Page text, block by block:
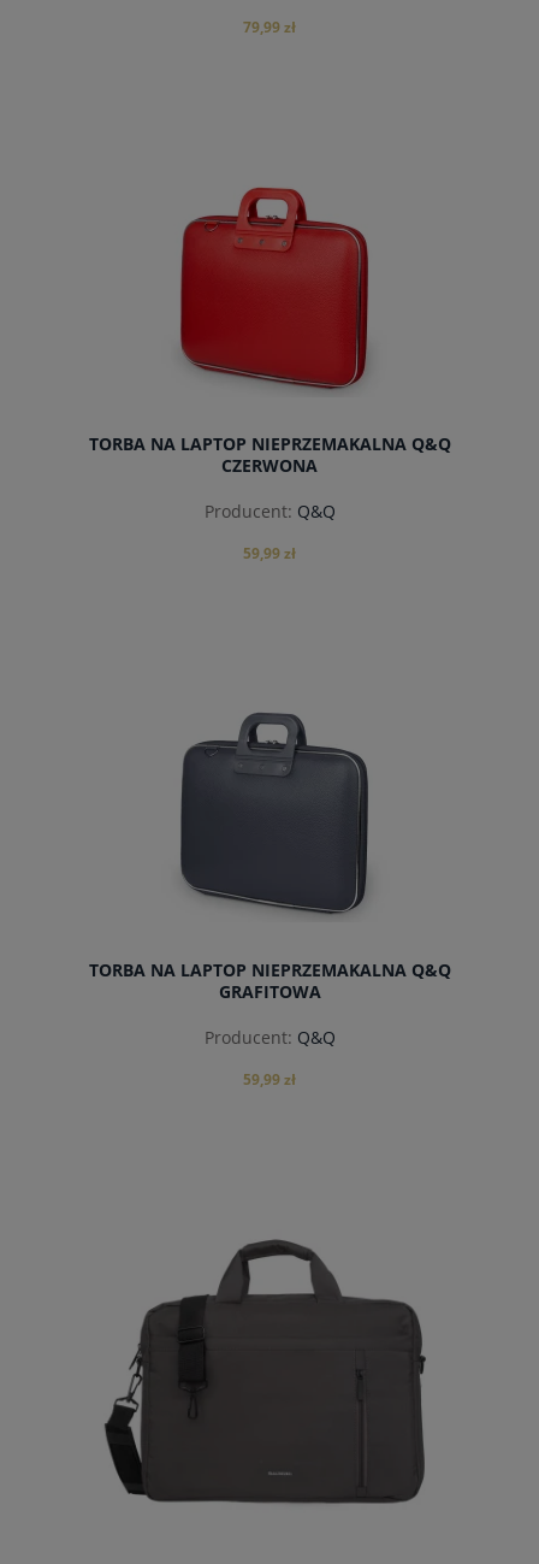
79,99 zł
TORBA NA LAPTOP NIEPRZEMAKALNA Q&Q
CZERWONA
Producent: Q&Q
59,99 zł
TORBA NA LAPTOP NIEPRZEMAKALNA Q&Q
GRAFITOWA
Producent: Q&Q
59,99 zł